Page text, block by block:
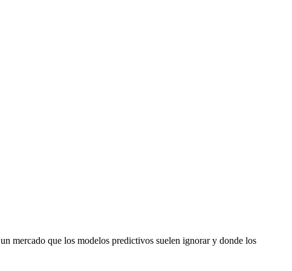
mercado que los modelos predictivos suelen ignorar y donde los